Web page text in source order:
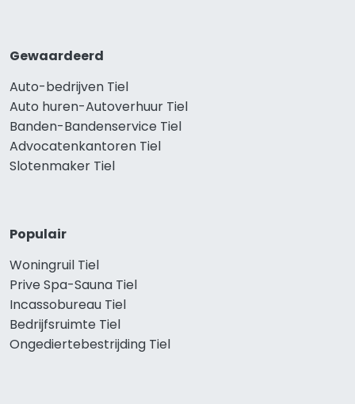
Gewaardeerd
Auto-bedrijven Tiel
Auto huren-Autoverhuur Tiel
Banden-Bandenservice Tiel
Advocatenkantoren Tiel
Slotenmaker Tiel
Populair
Woningruil Tiel
Prive Spa-Sauna Tiel
Incassobureau Tiel
Bedrijfsruimte Tiel
Ongediertebestrijding Tiel